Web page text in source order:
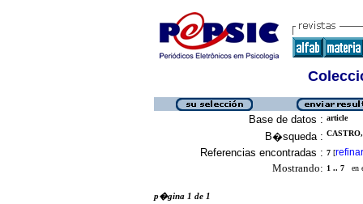
Base de datos : article
B�squeda :
Referencias encontradas : 7 [refinar
Mostrando: 1 .. 7 en
p�gina 1 de 1